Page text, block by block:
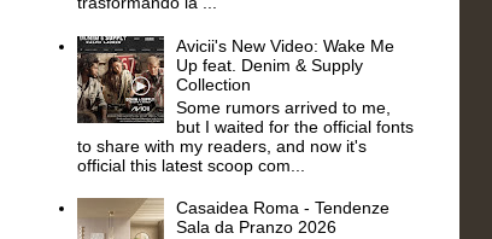
Avicii's New Video: Wake Me
Up feat. Denim & Supply
Collection
Some rumors arrived to me,
but I waited for the official fonts
to share with my readers, and now it's
official this latest scoop com...
Casaidea Roma - Tendenze
Sala da Pranzo 2026